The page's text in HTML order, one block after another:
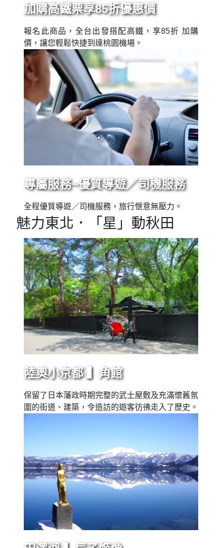
加購高鐵票享85折優惠價
報名此商品，全台出發搭配高鐵，享85折 加購
價，讓您輕鬆快捷到達桃園機場。
專屬服務~優質導遊／司機服務
全程優質導遊／司機服務，旅行愜意無壓力。
魅力東北．「星」動秋田
陸奧小京都 ▍角館
保留了日本藩政時期完整的武士屋敷及充滿懷舊氛
圍的街道、建築，令造訪的遊客彷彿走入了歷史。